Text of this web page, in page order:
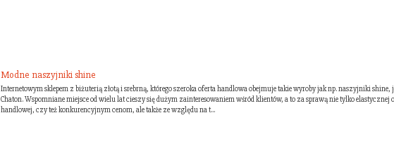
Modne naszyjniki shine
Internetowym sklepem z biżuterią złotą i srebrną, którego szeroka oferta handlowa obejmuje takie wyroby jak np. naszyjniki shine,
Chaton. Wspomniane miejsce od wielu lat cieszy się dużym zainteresowaniem wśród klientów, a to za sprawą nie tylko elastycznej
handlowej, czy też konkurencyjnym cenom, ale także ze względu na t...